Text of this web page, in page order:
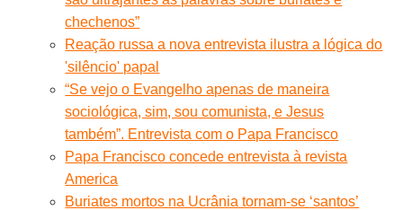
chechenos”
Reação russa a nova entrevista ilustra a lógica do
'silêncio' papal
“Se vejo o Evangelho apenas de maneira
sociológica, sim, sou comunista, e Jesus
também”. Entrevista com o Papa Francisco
Papa Francisco concede entrevista à revista
America
Buriates mortos na Ucrânia tornam-se ‘santos’